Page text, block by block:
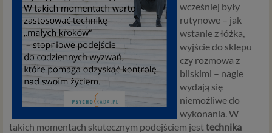
wcześniej były
rutynowe – jak
wstanie z łóżka,
wyjście do sklepu
czy rozmowa z
bliskimi – nagle
wydają się
niemożliwe do
wykonania. W
takich momentach skutecznym podejściem jesttechnika